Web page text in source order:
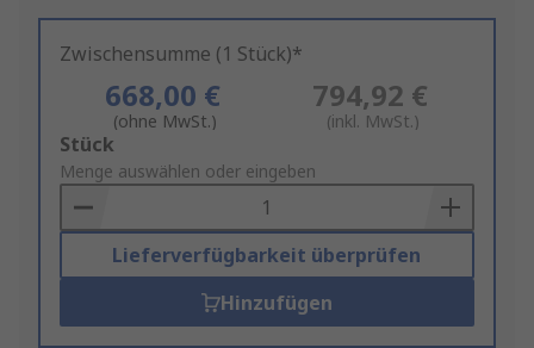
Zwischensumme (1 Stück)*
668,00 €
(ohne MwSt.)
794,92 €
(inkl. MwSt.)
Add
to
Basket
Stück
Menge auswählen oder eingeben
Lieferverfügbarkeit überprüfen
Hinzufügen